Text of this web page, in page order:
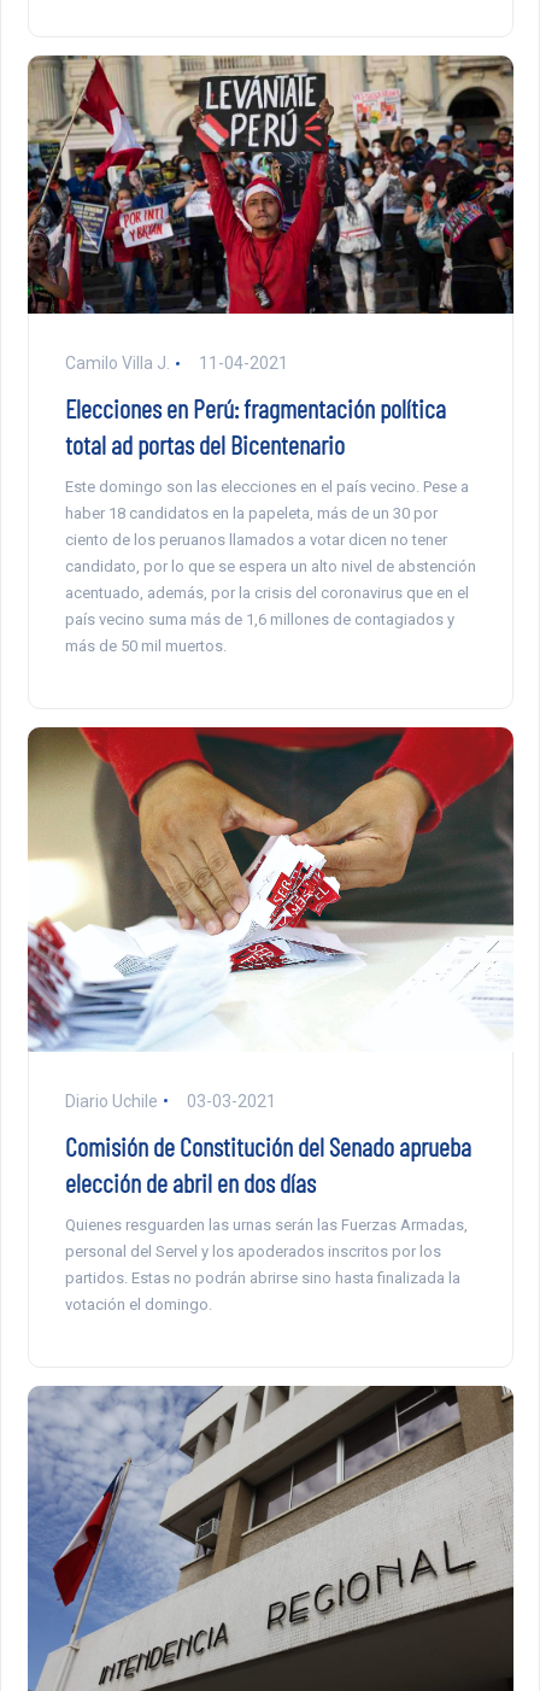
Camilo Villa J. 11-04-2021
Elecciones en Perú: fragmentación política
total ad portas del Bicentenario
Este domingo son las elecciones en el país vecino. Pese a
haber 18 candidatos en la papeleta, más de un 30 por
ciento de los peruanos llamados a votar dicen no tener
candidato, por lo que se espera un alto nivel de abstención
acentuado, además, por la crisis del coronavirus que en el
país vecino suma más de 1,6 millones de contagiados y
más de 50 mil muertos.
Diario Uchile 03-03-2021
Comisión de Constitución del Senado aprueba
elección de abril en dos días
Quienes resguarden las urnas serán las Fuerzas Armadas,
personal del Servel y los apoderados inscritos por los
partidos. Estas no podrán abrirse sino hasta finalizada la
votación el domingo.